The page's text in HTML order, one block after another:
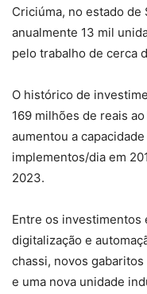
Criciúma, no estado de
anualmente 13 mil
pelo trabalho de cerca
O histórico de
169 milhões de reais
aumentou a
implementos/dia em
2023.
Entre os investimentos
digitalização e
chassi, novos
e uma nova unidade